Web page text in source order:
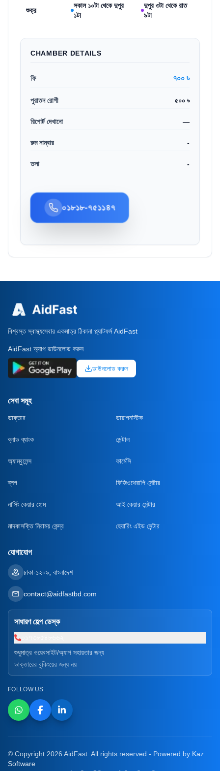
শুক্র
সকাল ১০টা থেকে দুপুর
১টা
দুপুর ৩টা থেকে রাত
৯টা
CHAMBER DETAILS
ফি ৭০০ ৳
পুরাতন রোগী ৫০০ ৳
রিপোর্ট দেখানো —
রুম নাম্বার -
তলা -
০১৮১৮-৭৫১১৪৭
বিশ্বস্ত স্বাস্থ্যসেবার একমাত্র ঠিকানা প্ল্যাটফর্ম AidFast
AidFast অ্যাপ ডাউনলোড করুন
ডাউনলোড করুন
সেবা সমূহ
ডাক্তার ডায়াগনস্টিক
ব্লাড ব্যাংক ডেন্টাল
অ্যাম্বুলেন্স ফার্মেসি
ব্লগ ফিজিওথেরাপি সেন্টার
নার্সিং কেয়ার হোম আই কেয়ার সেন্টার
মাদকাসক্তি নিরাময় কেন্দ্র হেয়ারিং এইড সেন্টার
যোগাযোগ
ঢাকা-১২০৯, বাংলাদেশ
contact@aidfastbd.com
সাধারণ হেল্প ডেস্ক
শুধুমাত্র ওয়েবসাইট/অ্যাপ সহায়তার জন্য
ডাক্তারের বুকিংয়ের জন্য নয়
FOLLOW US
© Copyright 2026 AidFast. All rights reserved - Powered by Kaz
Software